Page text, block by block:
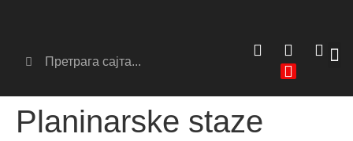
Planinarske staze